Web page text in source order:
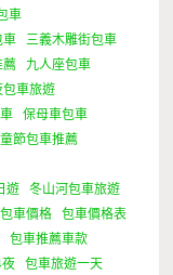
車
車
三義木雕街包車
薦
九人座包車
包車旅遊
保母車包車
節包車推薦
遊
冬山河包車旅遊
包車價格
包車價格表
包車推薦車款
包車旅遊一天